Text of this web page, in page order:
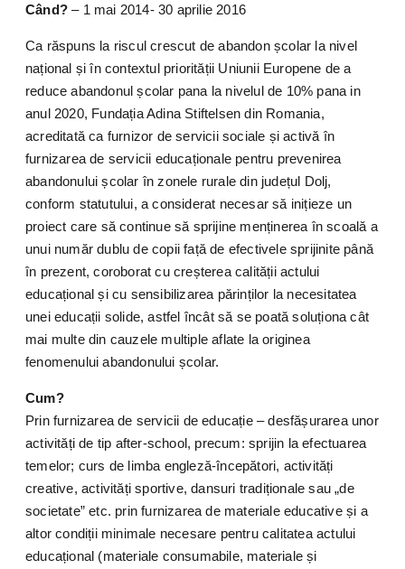
Când? – 1 mai 2014- 30 aprilie 2016
Ca răspuns la riscul crescut de abandon școlar la nivel
național și în contextul priorității Uniunii Europene de a
reduce abandonul școlar pana la nivelul de 10% pana in
anul 2020, Fundația Adina Stiftelsen din Romania,
acreditată ca furnizor de servicii sociale și activă în
furnizarea de servicii educaționale pentru prevenirea
abandonului școlar în zonele rurale din județul Dolj,
conform statutului, a considerat necesar să inițieze un
proiect care să continue să sprijine menținerea în scoală a
unui număr dublu de copii față de efectivele sprijinite până
în prezent, coroborat cu creșterea calității actului
educațional și cu sensibilizarea părinților la necesitatea
unei educații solide, astfel încât să se poată soluționa cât
mai multe din cauzele multiple aflate la originea
fenomenului abandonului școlar.
Cum?
Prin furnizarea de servicii de educație – desfășurarea unor
activități de tip after-school, precum: sprijin la efectuarea
temelor; curs de limba engleză-începători, activități
creative, activități sportive, dansuri tradiționale sau „de
societate” etc. prin furnizarea de materiale educative și a
altor condiții minimale necesare pentru calitatea actului
educațional (materiale consumabile, materiale și